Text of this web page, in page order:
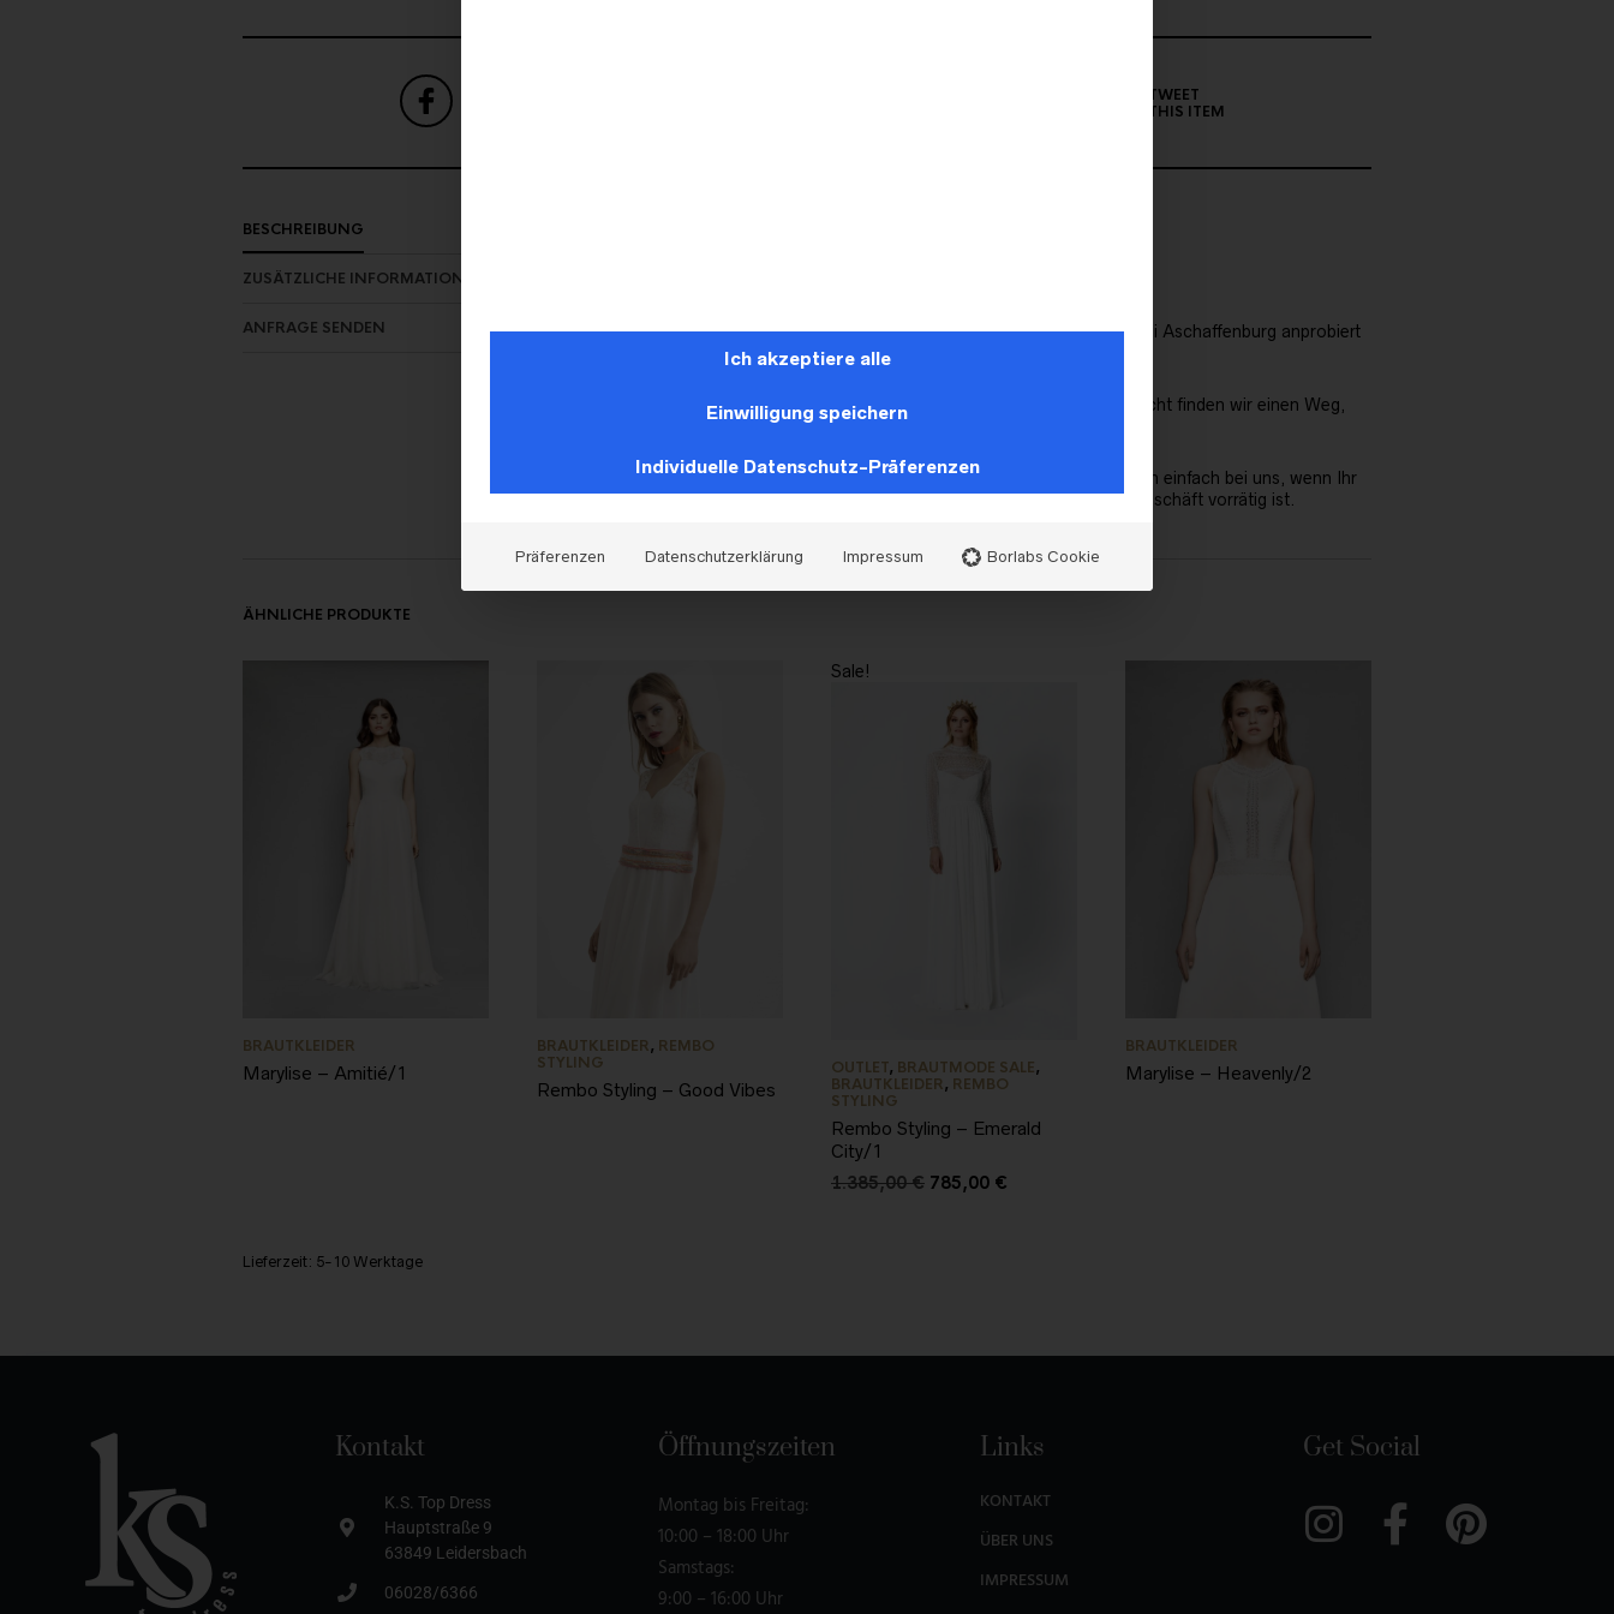
TWEET
THIS ITEM
BESCHREIBUNG
ZUSÄTZLICHE INFORMATION
ANFRAGE SENDEN
Dieses Brautkleid kann in unserem Brautgeschäft in Leidersbach bei Aschaffenburg anprobiert
Sollte der Weg zu weit sein, dann meldet Euch bitte bei uns. Vielleicht finden wir einen Weg,
wie das Brautkleid zu Euch kommen kann.
Unsere Brautkleider sind nicht in allen Größen vorrätig. Meldet Euch einfach bei uns, wenn Ihr
wissen wollt ob das Kleid in Eurer Größe in unserem Brautmodengeschäft vorrätig ist.
ÄHNLICHE PRODUKTE
BRAUTKLEIDER
Marylise – Amitié/1
BRAUTKLEIDER, REMBO
STYLING
Rembo Styling – Good Vibes
Sale!
OUTLET, BRAUTMODE SALE,
BRAUTKLEIDER, REMBO
STYLING
Rembo Styling – Emerald
City/1
1.385,00€ 785,00 €
BRAUTKLEIDER
Marylise – Heavenly/2
Lieferzeit: 5-10 Werktage
Kontakt
K.S. Top Dress
Hauptstraße 9
63849 Leidersbach
06028/6366
Öffnungszeiten
Montag bis Freitag:
10:00 – 18:00 Uhr
Samstags:
9:00 – 16:00 Uhr
Links
KONTAKT
ÜBER UNS
IMPRESSUM
Get Social
Ich akzeptiere alle
Einwilligung speichern
Individuelle Datenschutz-Präferenzen
Präferenzen Datenschutzerklärung Impressum Borlabs Cookie